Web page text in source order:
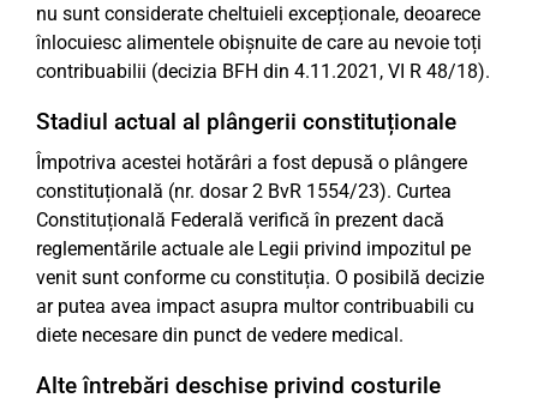
nu sunt considerate cheltuieli excepționale, deoarece
înlocuiesc alimentele obișnuite de care au nevoie toți
contribuabilii (decizia BFH din 4.11.2021, VI R 48/18).
Stadiul actual al plângerii constituționale
Împotriva acestei hotărâri a fost depusă o plângere
constituțională (nr. dosar 2 BvR 1554/23). Curtea
Constituțională Federală verifică în prezent dacă
reglementările actuale ale Legii privind impozitul pe
venit sunt conforme cu constituția. O posibilă decizie
ar putea avea impact asupra multor contribuabili cu
diete necesare din punct de vedere medical.
Alte întrebări deschise privind costurile